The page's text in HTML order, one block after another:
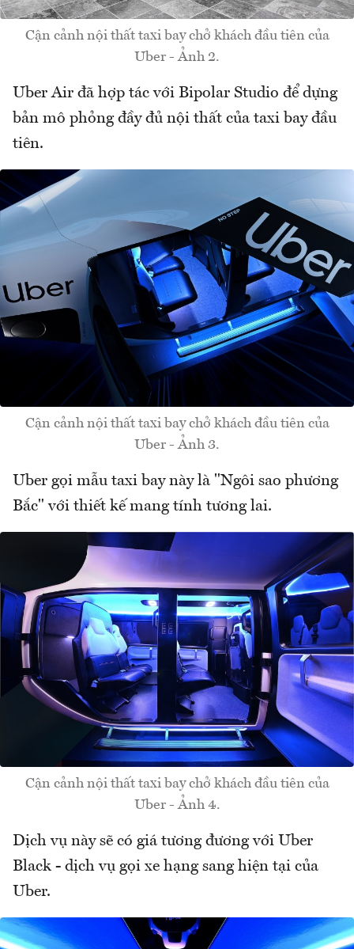
Cận cảnh nội thất taxi bay chở khách đầu tiên của
Uber - Ảnh 2.
Uber Air đã hợp tác với Bipolar Studio để dựng
bản mô phỏng đầy đủ nội thất của taxi bay đầu
tiên.
Cận cảnh nội thất taxi bay chở khách đầu tiên của
Uber - Ảnh 3.
Uber gọi mẫu taxi bay này là "Ngôi sao phương
Bắc" với thiết kế mang tính tương lai.
Cận cảnh nội thất taxi bay chở khách đầu tiên của
Uber - Ảnh 4.
Dịch vụ này sẽ có giá tương đương với Uber
Black - dịch vụ gọi xe hạng sang hiện tại của
Uber.